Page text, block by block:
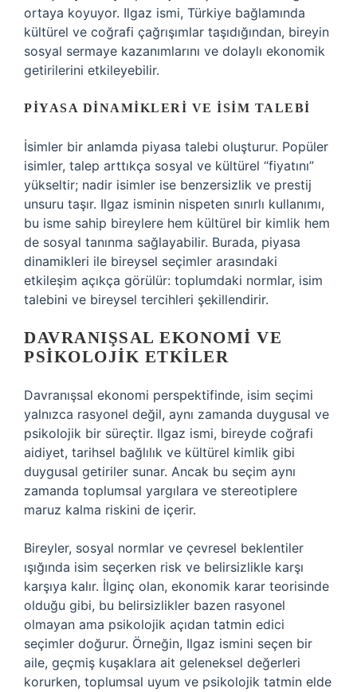
ortaya koyuyor. Ilgaz ismi, Türkiye bağlamında
kültürel ve coğrafi çağrışımlar taşıdığından, bireyin
sosyal sermaye kazanımlarını ve dolaylı ekonomik
getirilerini etkileyebilir.
PIYASA DINAMIKLERI VE İSIM TALEBI
İsimler bir anlamda piyasa talebi oluşturur. Popüler
isimler, talep arttıkça sosyal ve kültürel “fiyatını”
yükseltir; nadir isimler ise benzersizlik ve prestij
unsuru taşır. Ilgaz isminin nispeten sınırlı kullanımı,
bu isme sahip bireylere hem kültürel bir kimlik hem
de sosyal tanınma sağlayabilir. Burada, piyasa
dinamikleri ile bireysel seçimler arasındaki
etkileşim açıkça görülür: toplumdaki normlar, isim
talebini ve bireysel tercihleri şekillendirir.
DAVRANIŞSAL EKONOMI VE
PSIKOLOJIK ETKILER
Davranışsal ekonomi perspektifinde, isim seçimi
yalnızca rasyonel değil, aynı zamanda duygusal ve
psikolojik bir süreçtir. Ilgaz ismi, bireyde coğrafi
aidiyet, tarihsel bağlılık ve kültürel kimlik gibi
duygusal getiriler sunar. Ancak bu seçim aynı
zamanda toplumsal yargılara ve stereotiplere
maruz kalma riskini de içerir.
Bireyler, sosyal normlar ve çevresel beklentiler
ışığında isim seçerken risk ve belirsizlikle karşı
karşıya kalır. İlginç olan, ekonomik karar teorisinde
olduğu gibi, bu belirsizlikler bazen rasyonel
olmayan ama psikolojik açıdan tatmin edici
seçimler doğurur. Örneğin, Ilgaz ismini seçen bir
aile, geçmiş kuşaklara ait geleneksel değerleri
korurken, toplumsal uyum ve psikolojik tatmin elde